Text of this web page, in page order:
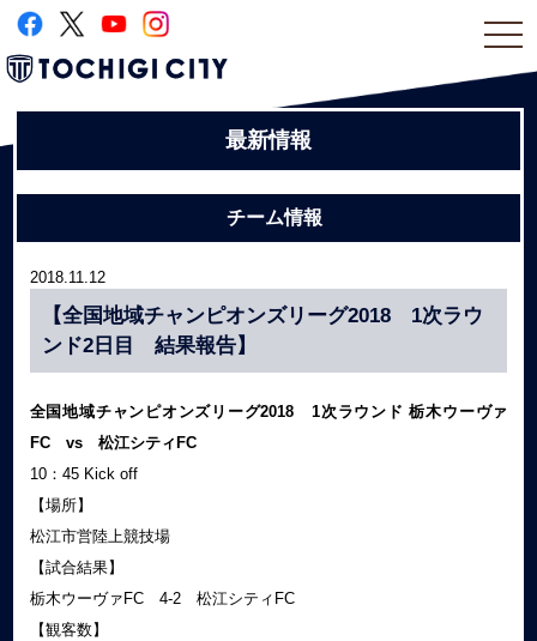
最新情報
チーム情報
2018.11.12
【全国地域チャンピオンズリーグ2018 1次ラウ
ンド2日目 結果報告】
全国地域チャンピオンズリーグ2018 1次ラウンド 栃木ウーヴァ
FC vs 松江シティFC
10：45 Kick off
【場所】
松江市営陸上競技場
【試合結果】
栃木ウーヴァFC 4-2 松江シティFC
【観客数】